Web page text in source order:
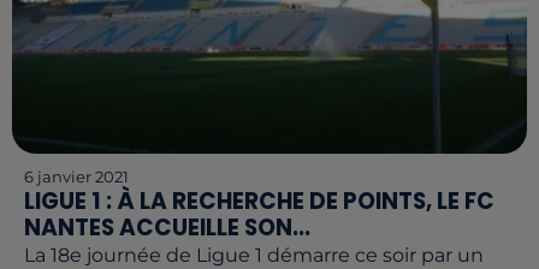
6 janvier 2021
LIGUE 1 : À LA RECHERCHE DE POINTS, LE FC
NANTES ACCUEILLE SON...
La 18e journée de Ligue 1 démarre ce soir par un